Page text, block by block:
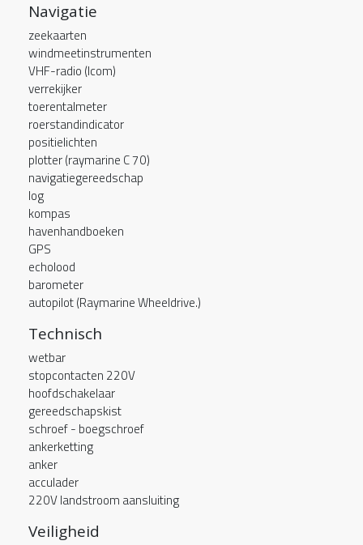
Navigatie
zeekaarten
windmeetinstrumenten
VHF-radio (Icom)
verrekijker
toerentalmeter
roerstandindicator
positielichten
plotter (raymarine C 70)
navigatiegereedschap
log
kompas
havenhandboeken
GPS
echolood
barometer
autopilot (Raymarine Wheeldrive.)
Technisch
wetbar
stopcontacten 220V
hoofdschakelaar
gereedschapskist
schroef - boegschroef
ankerketting
anker
acculader
220V landstroom aansluiting
Veiligheid